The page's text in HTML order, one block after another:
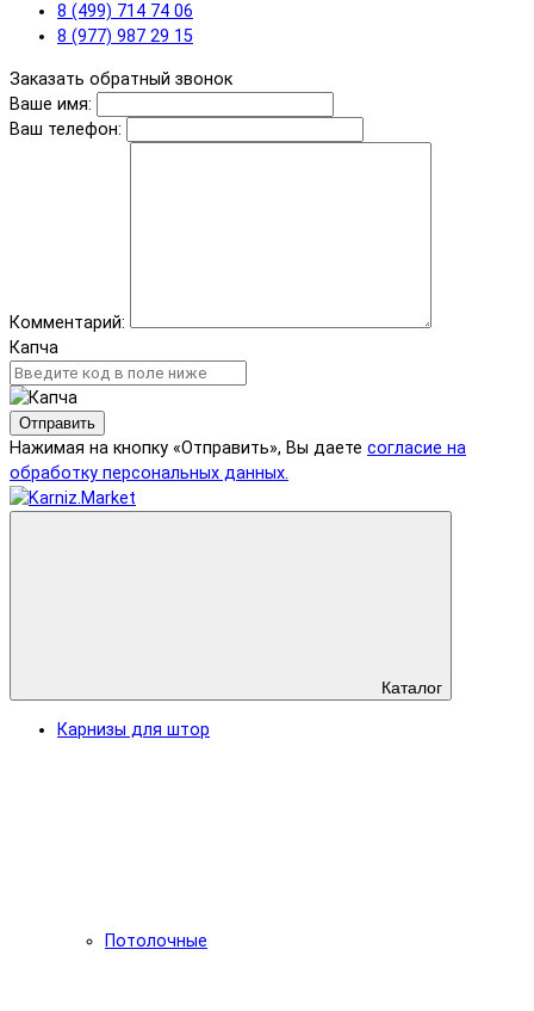
8 (499) 714 74 06
8 (977) 987 29 15
Заказать обратный звонок
Ваше имя:
Ваш телефон:
Комментарий:
Капча
Отправить
Нажимая на кнопку «Отправить», Вы даете согласие на
обработку персональных данных.
Каталог
Карнизы для штор
Потолочные